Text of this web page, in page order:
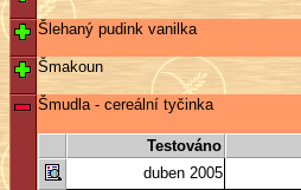
Šlehaný pudink vanilka
Šmakoun
Šmudla - cereální tyčinka
Testováno
duben 2005